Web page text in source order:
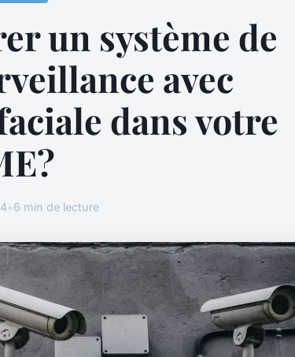
un système de
avec
dans votre
•6 min de lecture